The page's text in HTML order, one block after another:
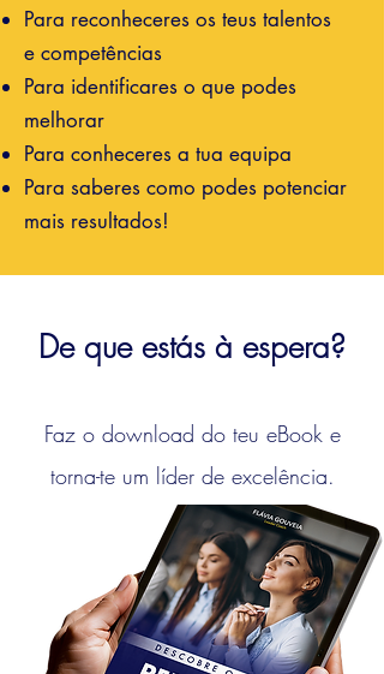
De que estás à espera?
Faz o download do teu eBook e
torna-te um líderde excelência.
Para reconheceres os teus talentos
e competências
Para identificares o que podes
melhorar
Para conheceres a tua equipa
Para saberes como podes potenciar
mais resultados!